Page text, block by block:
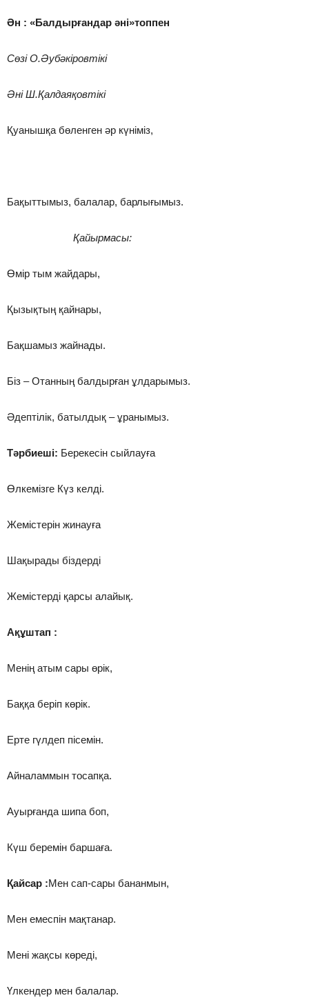
Ән : «Балдырғандар әні»топпен
Сөзі О.Әубәкіровтікі
Әні Ш.Қалдаяқовтікі
Қуанышқа бөленген әр күніміз,
Бақыттымыз, балалар, барлығымыз.
Қайырмасы:
Өмір тым жайдары,
Қызықтың қайнары,
Бақшамыз жайнады.
Біз – Отанның балдырған ұлдарымыз.
Әдептілік, батылдық – ұранымыз.
Тәрбиеші: Берекесін сыйлауға
Өлкемізге Күз келді.
Жемістерін жинауға
Шақырады біздерді
Жемістерді қарсы алайық.
Ақұштап :
Менің атым сары өрік,
Баққа беріп көрік.
Ерте гүлдеп пісемін.
Айналаммын тосапқа.
Ауырғанда шипа боп,
Күш беремін баршаға.
Қайсар :Мен сап-сары бананмын,
Мен емеспін мақтанар.
Мені жақсы көреді,
Үлкендер мен балалар.